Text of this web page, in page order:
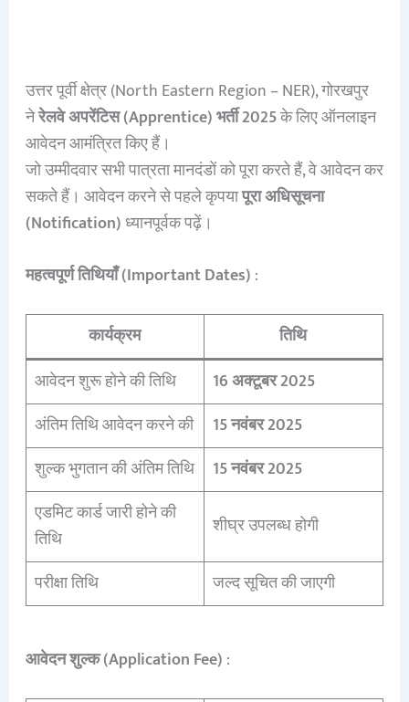
उत्तर पूर्वी क्षेत्र (North Eastern Region – NER), गोरखपुर
नेरेलवे अपरेंटिस (Apprentice) भर्ती 2025के लिए ऑनलाइन
आवेदन आमंत्रित किए हैं।
जो उम्मीदवार सभी पात्रता मानदंडों को पूरा करते हैं, वे आवेदन कर
सकते हैं। आवेदन करने से पहले कृपयापूरा अधिसूचना
(Notification)ध्यानपूर्वक पढ़ें।
महत्वपूर्ण तिथियाँ (Important Dates) :
कार्यक्रम
तिथि
आवेदन शुरू होने की तिथि
16 अक्टूबर 2025
अंतिम तिथि आवेदन करने की
15 नवंबर 2025
शुल्क भुगतान की अंतिम तिथि
15 नवंबर 2025
एडमिट कार्ड जारी होने की
तिथि
शीघ्र उपलब्ध होगी
परीक्षा तिथि जल्द सूचित की जाएगी
आवेदन शुल्क (Application Fee) :